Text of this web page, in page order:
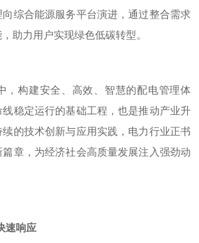
综合能源服务平台演进，通过整合需求
助力用户实现绿色低碳转型。
，构建安全、高效、智慧的配电管理体
稳定运行的基础工程，也是推动产业升
的技术创新与应用实践，电力行业正书
章，为经济社会高质量发展注入强劲动
速响应